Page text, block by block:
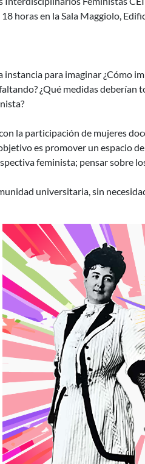
horas en la Sala Maggiolo,
instancia para imaginar ¿Cómo
¿Qué medidas deberían
la participación de mujeres
es promover un espacio
feminista; pensar sobre
universitaria, sin